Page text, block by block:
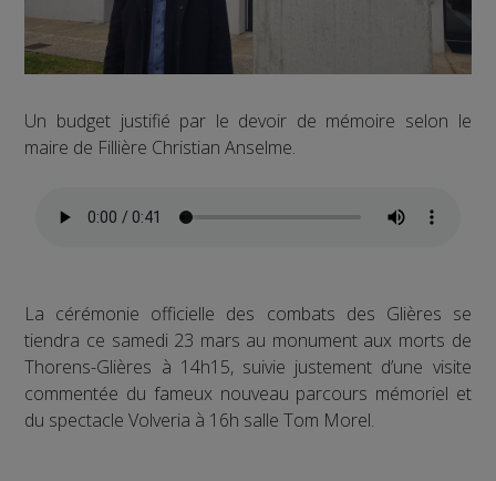
Un budget justifié par le devoir de mémoire selon le
maire de Fillière Christian Anselme.
La cérémonie officielle des combats des Glières se
tiendra ce samedi 23 mars au monument aux morts de
Thorens-Glières à 14h15, suivie justement d’une visite
commentée du fameux nouveau parcours mémoriel et
du spectacle Volveria à 16h salle Tom Morel.